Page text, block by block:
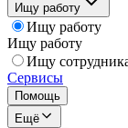
Ищу работу
Ищу работу
Ищу работу
Ищу
Сервисы
Помощь
Ещё